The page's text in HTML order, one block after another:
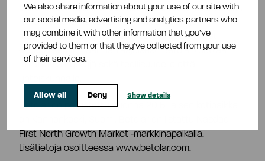
We also share information about your use of our site with
our social media, advertising and analytics partners who
may combine it with other information that you’ve
provided to them or that they’ve collected from your use
of their services.
Allow all Deny Show details
ennakoivan mallinnuksen kestävää tuotantoa varten.
Rakentamalla kiertotalouden arvoketjuja ja
mahdollistamalla ympäristövastuulliset teolliset
ekosysteemit maailmanlaajuisesti Betolar tuottaa
mitattavia hyötyjä sekä teollisuudelle että
Betolar on perustettu vuonna 2016, ja sen kotipaikka
First North Growth Market ‑markkinapaikalla.
Lisätietoja osoitteessa www.betolar.com.